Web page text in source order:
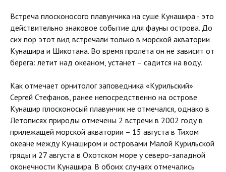
Встреча плосконосого плавунчика на суше Кунашира - это
действительно знаковое событие для фауны острова. До
сих пор этот вид встречали только в морской акватории
Кунашира и Шикотана. Во время пролета он не зависит от
берега: летит над океаном, устанет – садится на воду.
Как отмечает орнитолог заповедника «Курильский»
Сергей Стефанов, ранее непосредственно на острове
Кунашир плосконосый плавунчик не отмечался, однако в
Летописях природы отмечены 2 встречи в 2002 году в
прилежащей морской акватории – 15 августа в Тихом
океане между Кунаширом и островами Малой Курильской
гряды и 27 августа в Охотском море у северо-западной
оконечности Кунашира. В обоих случаях отмечались